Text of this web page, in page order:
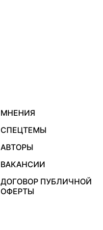
МНЕНИЯ
СПЕЦТЕМЫ
АВТОРЫ
ВАКАНСИИ
ДОГОВОР ПУБЛИЧНОЙ
ОФЕРТЫ